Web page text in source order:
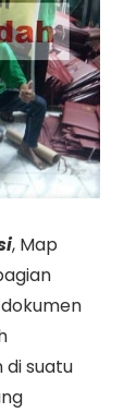
, Map
suatu